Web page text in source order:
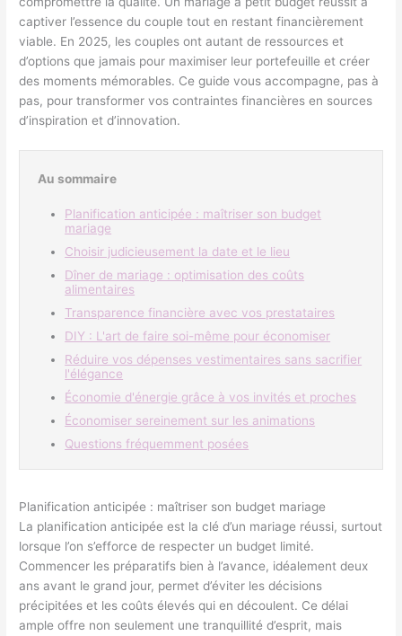
captiver l’essence du couple tout en restant financièrement
viable. En 2025, les couples ont autant de ressources et
d’options que jamais pour maximiser leur portefeuille et créer
des moments mémorables. Ce guide vous accompagne, pas à
pas, pour transformer vos contraintes financières en sources
d’inspiration et d’innovation.
Au sommaire
Planification anticipée : maîtriser son budget
mariage
Choisir judicieusement la date et le lieu
Dîner de mariage : optimisation des coûts
alimentaires
Transparence financière avec vos prestataires
DIY : L'art de faire soi-même pour économiser
Réduire vos dépenses vestimentaires sans sacrifier
l'élégance
Économie d'énergie grâce à vos invités et proches
Économiser sereinement sur les animations
Questions fréquemment posées
Planification anticipée : maîtriser son budget mariage
La planification anticipée est la clé d’un mariage réussi, surtout
lorsque l’on s’efforce de respecter un budget limité.
Commencer les préparatifs bien à l’avance, idéalement deux
ans avant le grand jour, permet d’éviter les décisions
précipitées et les coûts élevés qui en découlent. Ce délai
ample offre non seulement une tranquillité d’esprit, mais